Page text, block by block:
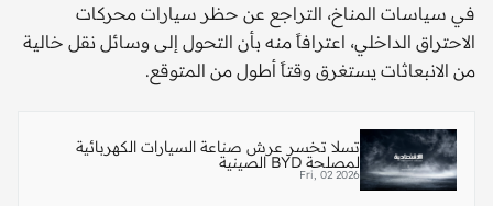
في سياسات المناخ، التراجع عن حظر سيارات محركات
الاحتراق الداخلي، اعترافاً منه بأن التحول إلى وسائل نقل خالية
من الانبعاثات يستغرق وقتاً أطول من المتوقع.
تسلا تخسر عرش صناعة السيارات الكهربائية
لمصلحة BYD الصينية
Fri, 02 2026